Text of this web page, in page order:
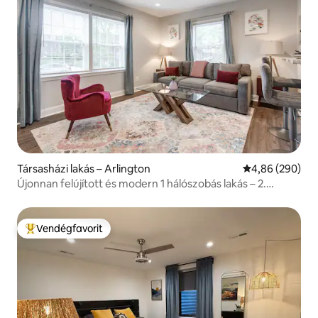
Társasházi lakás – Arlington Átlagos
4,86 (290)
Újonnan felújított és modern 1 hálószobás lakás – 2.
Kiemelt vendégfavorit
Vendégfavorit